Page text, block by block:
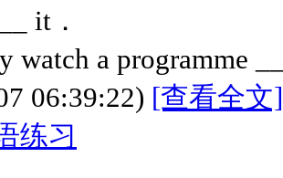
it．
watch a programme
06:39:22) [查看全文]
练习